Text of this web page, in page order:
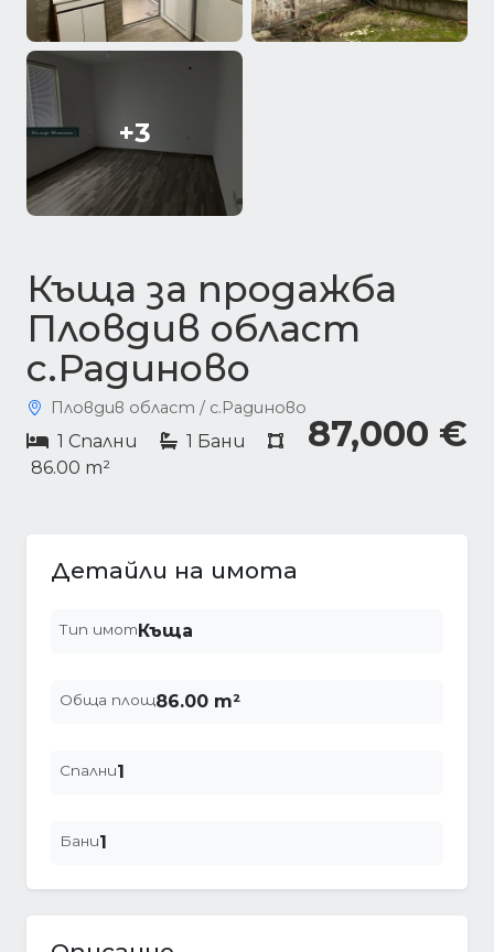
+3
Къща за продажба
Пловдив област
с.Радиново
87,000 €
Пловдив област / с.Радиново
1 Спални
1 Бани
86.00 m²
Детайли на имота
Тип имотКъща
Обща площ86.00 m²
Спални1
Бани1